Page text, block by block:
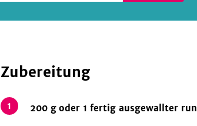
Zubereitung
1 200 g oder 1 fertig ausgewallter